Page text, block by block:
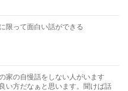
限って面白い話ができる
家の自慢話をしない人がいます
い方だなぁと思います。聞けば話